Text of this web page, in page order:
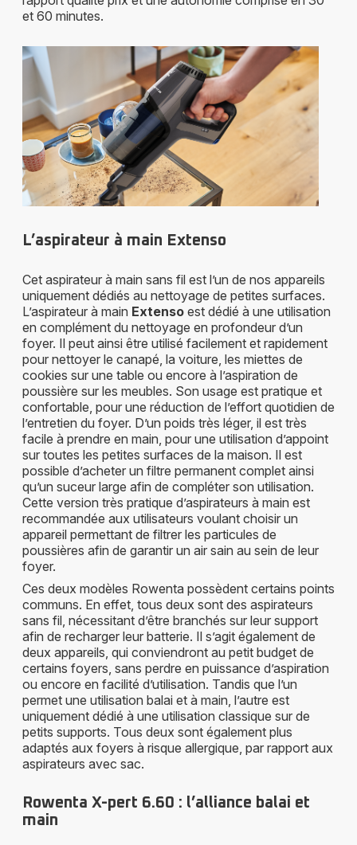
et 60 minutes.
L’aspirateur à main Extenso
Cet aspirateur à main sans fil est l’un de nos appareils
uniquement dédiés au nettoyage de petites surfaces.
L’aspirateur à main Extenso est dédié à une utilisation
en complément du nettoyage en profondeur d’un
foyer. Il peut ainsi être utilisé facilement et rapidement
pour nettoyer le canapé, la voiture, les miettes de
cookies sur une table ou encore à l’aspiration de
poussière sur les meubles. Son usage est pratique et
confortable, pour une réduction de l’effort quotidien de
l’entretien du foyer. D’un poids très léger, il est très
facile à prendre en main, pour une utilisation d’appoint
sur toutes les petites surfaces de la maison. Il est
possible d’acheter un filtre permanent complet ainsi
qu’un suceur large afin de compléter son utilisation.
Cette version très pratique d’aspirateurs à main est
recommandée aux utilisateurs voulant choisir un
appareil permettant de filtrer les particules de
poussières afin de garantir un air sain au sein de leur
foyer.
Ces deux modèles Rowenta possèdent certains points
communs. En effet, tous deux sont des aspirateurs
sans fil, nécessitant d’être branchés sur leur support
afin de recharger leur batterie. Il s’agit également de
deux appareils, qui conviendront au petit budget de
certains foyers, sans perdre en puissance d’aspiration
ou encore en facilité d’utilisation. Tandis que l’un
permet une utilisation balai et à main, l’autre est
uniquement dédié à une utilisation classique sur de
petits supports. Tous deux sont également plus
adaptés aux foyers à risque allergique, par rapport aux
aspirateurs avec sac.
Rowenta X-pert 6.60 : l’alliance balai et
main